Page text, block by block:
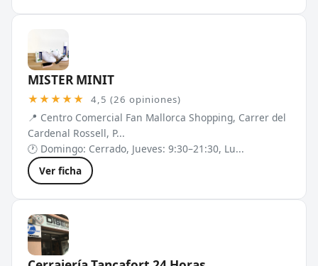
MISTER MINIT
★★★★★ 4,5 (26 opiniones)
📍 Centro Comercial Fan Mallorca Shopping, Carrer del
Cardenal Rossell, P...
🕐 Domingo: Cerrado, Jueves: 9:30–21:30, Lu...
Ver ficha